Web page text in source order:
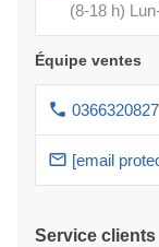
(8-18 h)
Équipe ventes
0366320827
[email
Service clients